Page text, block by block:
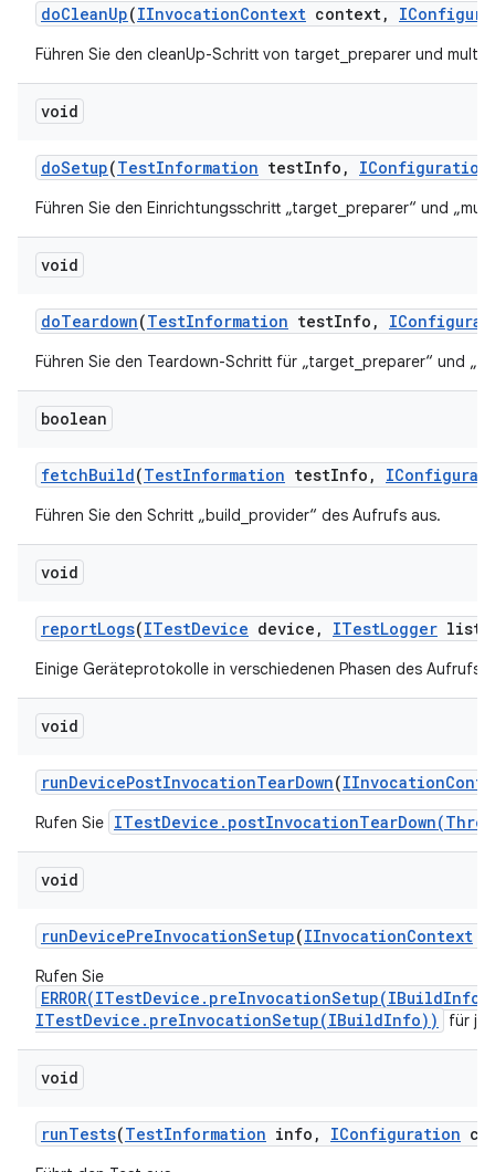
doCleanUp(IInvocationContext context,
Führen Sie den cleanUp-Schritt von target_preparer und
void
doSetup(TestInformation testInfo , IConfiguration
Führen Sie den Einrichtungsschritt „target_preparer“ und
void
doTeardown(TestInformation testInfo ,
Führen Sie den Teardown-Schritt für „target_preparer“ und
boolean
fetchBuild(TestInformation testInfo ,
Führen Sie den Schritt „build_provider“ des Aufrufs aus.
void
reportLogs(ITestDevice device , ITestLogger
Einige Geräteprotokolle in verschiedenen Phasen des Aufrufs
void
runDevicePostInvocationTearDown(IInvocation
Rufen Sie
void
runDevicePreInvocationSetup(IInvocationContext
Rufen Sie
ITestDevice.preInvocationSetup(IBuildInfo))
für
void
runTests(TestInformation info , IConfiguration